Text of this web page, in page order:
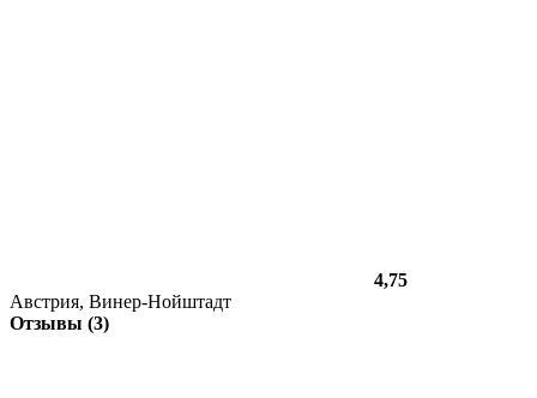
4,75
Австрия, Винер-Нойштадт
Отзывы (3)